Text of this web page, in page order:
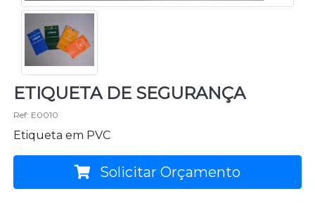
ETIQUETA DE SEGURANÇA
Ref: E0010
Etiqueta em PVC
Solicitar Orçamento